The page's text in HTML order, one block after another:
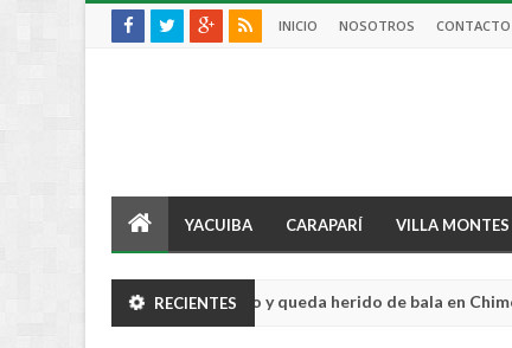
INICIO NOSOTROS CONTACTO
YACUIBA CARAPARÍ VILLA MONTES
RECIENTES
sufre violento robo y queda herido de bala en Chimoré